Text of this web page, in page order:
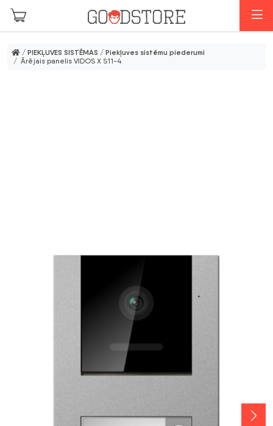
Skip to main content
/ PIEKĻUVES SISTĒMAS / Piekļuves sistēmu piederumi
/ Ārējais panelis VIDOS X S11-4